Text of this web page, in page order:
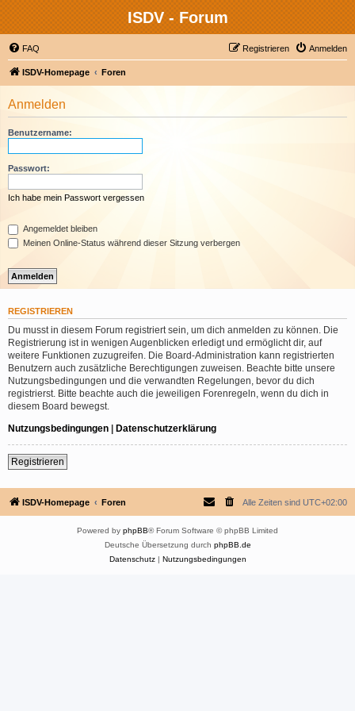
ISDV - Forum
FAQ Anmelden
Registrieren
ISDV-Homepage Foren
Anmelden
Benutzername:
Passwort:
Ich habe mein Passwort vergessen
Angemeldet bleiben
Meinen Online-Status während dieser Sitzung verbergen
REGISTRIEREN
Du musst in diesem Forum registriert sein, um dich anmelden zu können. Die
Registrierung ist in wenigen Augenblicken erledigt und ermöglicht dir, auf
weitere Funktionen zuzugreifen. Die Board-Administration kann registrierten
Benutzern auch zusätzliche Berechtigungen zuweisen. Beachte bitte unsere
Nutzungsbedingungen und die verwandten Regelungen, bevor du dich
registrierst. Bitte beachte auch die jeweiligen Forenregeln, wenn du dich in
diesem Board bewegst.
Nutzungsbedingungen | Datenschutzerklärung
Registrieren
ISDV-Homepage Foren Alle Zeiten sind UTC+02:00
Powered by phpBB® Forum Software © phpBB Limited
Deutsche Übersetzung durch phpBB.de
Datenschutz| Nutzungsbedingungen